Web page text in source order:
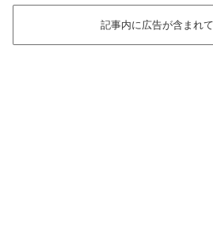
記事内に広告が含まれて